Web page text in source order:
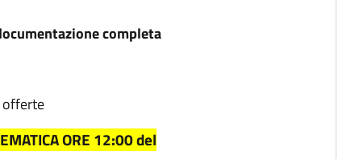
completa
offerte
ORE 12:00 del